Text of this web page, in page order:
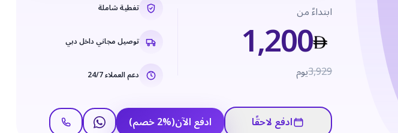
ابتداءً من1,2003,929يوم
تغطية شاملة
توصيل مجاني داخل دبي
دعم العملاء 24/7
ادفع لاحقًا ادفع الآن(
2% خصم)